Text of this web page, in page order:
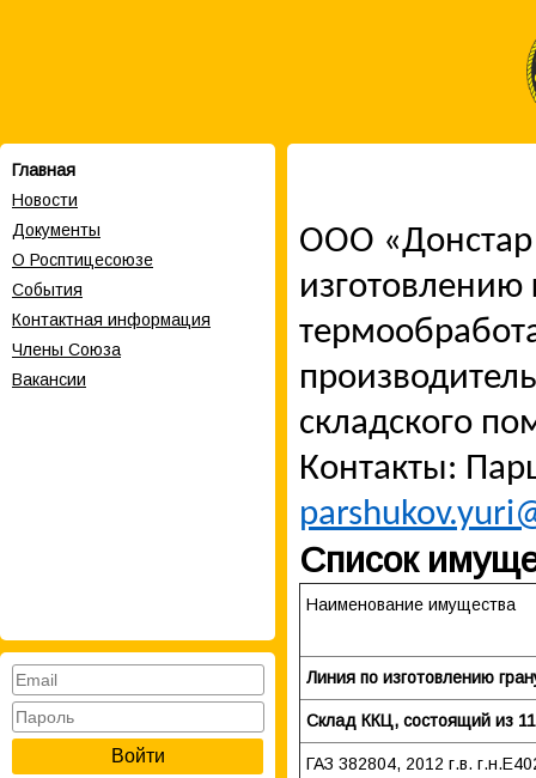
Главная
Новости
Документы
О Росптицесоюзе
События
Контактная информация
Члены Cоюза
Вакансии
Войти
ООО
изготовлению
складского
Контакты:
Список
Наименование имущества
Линия по изготовлению
Склад ККЦ, состоящий из
ГАЗ 382804, 2012 г.в.